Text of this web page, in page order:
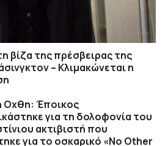
βίζα της πρέσβειρας της
– Κλιμακώνεται η
Οχθη: Έποικος
για τη δολοφονία του
ακτιβιστή που
για το οσκαρικό «No Other